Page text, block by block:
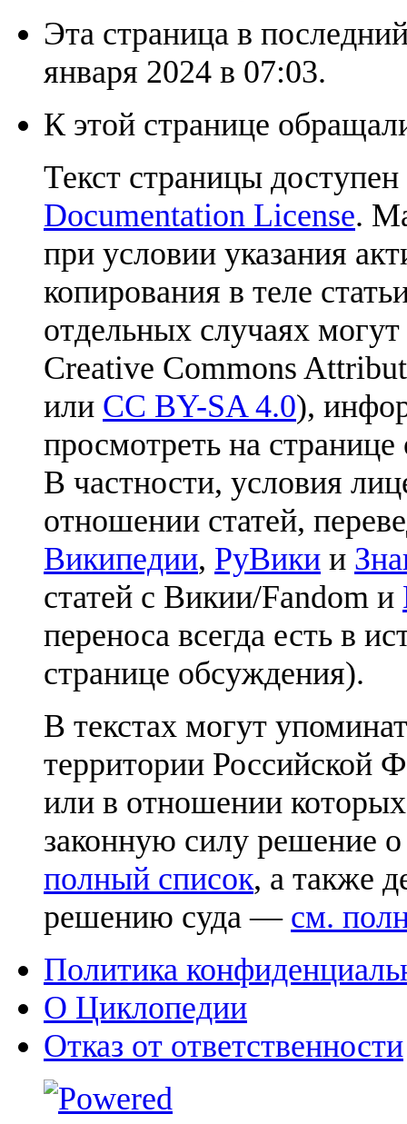
Эта страница в
января 2024 в 07:03.
К этой странице
Текст страницы
Documentation License.
при условии указания
копирования в теле
отдельных случаях
Creative Commons
или CC BY-SA 4.0),
просмотреть на
В частности, условия
отношении статей,
Википедии, РуВики и
статей с Викии/Fandom и
переноса всегда есть в
странице обсуждения).
В текстах могут
территории Российской
или в отношении
законную силу решение
полный список, а также
решению суда — см.
Политика
О Циклопедии
Отказ от ответственности